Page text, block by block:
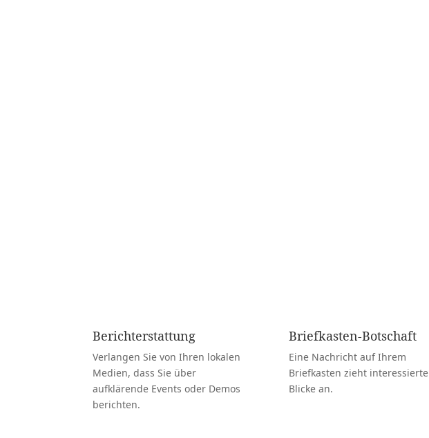
Berichterstattung
Verlangen Sie von Ihren lokalen
Medien, dass Sie über
aufklärende Events oder Demos
berichten.
Briefkasten-Botschaft
Eine Nachricht auf Ihrem
Briefkasten zieht interessierte
Blicke an.